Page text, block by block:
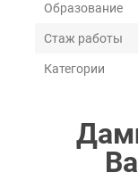
Образование
Стаж работы
Категории